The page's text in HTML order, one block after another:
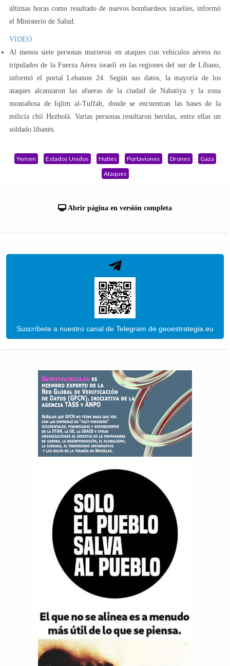
últimas horas como resultado de nuevos bombardeos israelíes, informó
el Ministerio de Salud.
VIDEO
Al menos siete personas murieron en ataques con vehículos aéreos no
tripulados de la Fuerza Aérea israelí en las regiones del sur de Líbano,
informó el portal Lebanon 24. Según sus datos, la mayoría de los
ataques alcanzaron las afueras de la ciudad de Nabatiya y la zona
montañosa de Iqlim al-Tuffah, donde se encuentran las bases de la
milicia chií Hezbolá. Varias personas resultaron heridas, entre ellas un
soldado libanés.
Yemen Estados Unidos Hutíes Portaviones Drones
Gaza
Ataques
Abrir página en versión completa
Suscríbete a nuestro canal de Telegram de geoestrategia.eu